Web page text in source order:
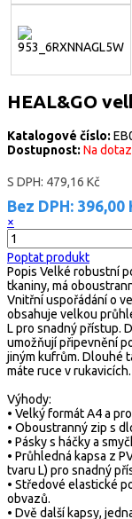
HEAL&GO
Katalogové číslo:
Dostupnost: Na dotaz
S DPH: 479,16 Kč
Bez DPH: 396,00
×
Poptat produkt
Popis Velké robustní
tkaniny, má
Vnitřní uspořádání o
obsahuje velkou
L pro snadný přístup.
umožňují připevnění
jiným kufrům. Dlouhé
máte ruce v rukavicích.
Výhody:
• Velký formát A4 a
• Oboustranný zip s
• Pásky s háčky a
• Průhledná kapsa z
tvaru L) pro snadný
• Středové elastické
obvazů.
• Dvě další kapsy,